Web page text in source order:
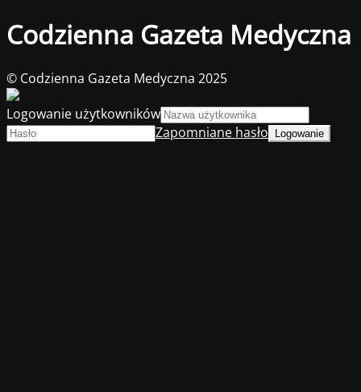
Codzienna Gazeta Medyczna
© Codzienna Gazeta Medyczna 2025
Logowanie użytkowników
Zapomniane hasło